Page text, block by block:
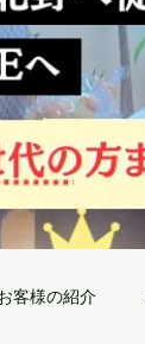
客様の紹介